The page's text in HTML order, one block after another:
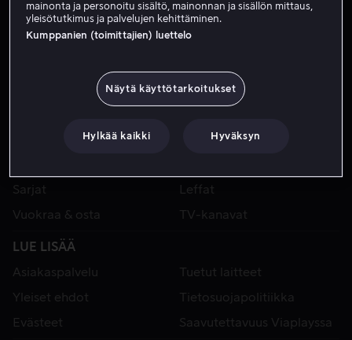
Sarjat
Leffat
Vuokraa & osta
TV-kanavat
LUE LISÄÄ
Asiakaspalvelu
Tuetut laitteet
Yleiset ehdot
Tietosuojapolitiikka
Evästeet
Saavutettavuus Viaplayssa
mainonta ja personoitu sisältö, mainonnan ja sisällön mittaus,
yleisötutkimus ja palvelujen kehittäminen.
Kumppanien (toimittajien) luettelo
Näytä käyttötarkoitukset
Hylkää kaikki Hyväksyn